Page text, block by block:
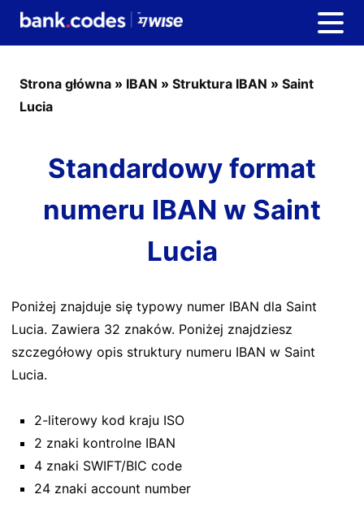
Strona główna » IBAN » Struktura IBAN » Saint
Lucia
Standardowy format
numeru IBAN w Saint
Lucia
Poniżej znajduje się typowy numer IBAN dla Saint
Lucia. Zawiera 32 znaków. Poniżej znajdziesz
szczegółowy opis struktury numeru IBAN w Saint
Lucia.
2-literowy kod kraju ISO
2 znaki kontrolne IBAN
4 znaki SWIFT/BIC code
24 znaki account number